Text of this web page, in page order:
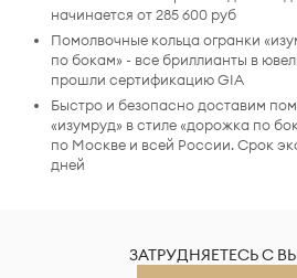
начинается от 285 600 руб
Помолвочные кольца огранки
по бокам» - все бриллианты в
прошли сертификацию GIA
Быстро и безопасно доставим
«изумруд» в стиле «дорожка по
по Москве и всей России. Срок
дней
ЗАТРУДНЯЕТЕСЬ С